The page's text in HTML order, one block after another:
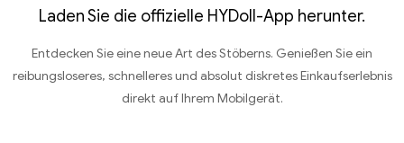
Laden Sie die offizielle HYDoll-App herunter.
Entdecken Sie eine neue Art des Stöberns. Genießen Sie ein
reibungsloseres, schnelleres und absolut diskretes Einkaufserlebnis
direkt auf Ihrem Mobilgerät.